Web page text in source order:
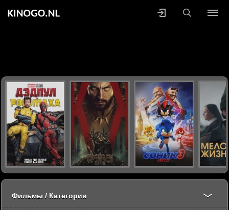
Фильмы / Категории